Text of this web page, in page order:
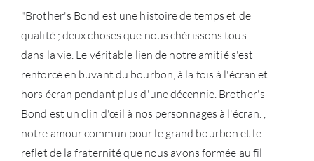
"Brother's Bond est une histoire de temps et de
qualité ; deux choses que nous chérissons tous
dans la vie. Le véritable lien de notre amitié s'est
renforcé en buvant du bourbon, à la fois à l'écran et
hors écran pendant plus d'une décennie. Brother's
Bond est un clin d'œil à nos personnages à l'écran. ,
notre amour commun pour le grand bourbon et le
reflet de la fraternité que nous avons formée au fil